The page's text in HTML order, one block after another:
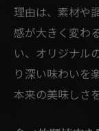
理由は、素材や
感が大きく変わ
い、オリジナル
り深い味わいを
本来の美味しさ